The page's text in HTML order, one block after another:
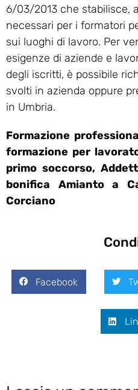
6/03/2013 che stabilisce,
necessari per i formatori
sui luoghi di lavoro. Per
esigenze di aziende e
degli iscritti, è possibile
svolti in azienda oppure
in Umbria.
Formazione
formazione per
primo soccorso,
bonifica Amianto a
Corciano
Facebook